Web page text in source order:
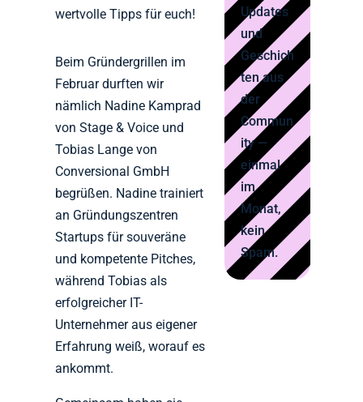
wertvolle Tipps für euch!
Beim Gründergrillen im
Februar durften wir
nämlich Nadine Kamprad
von Stage & Voice und
Tobias Lange von
Conversional GmbH
begrüßen. Nadine trainiert
an Gründungszentren
Startups für souveräne
und kompetente Pitches,
während Tobias als
erfolgreicher IT-
Unternehmer aus eigener
Erfahrung weiß, worauf es
ankommt.
Updates
und
Geschich
ten aus
der
Commun
ity —
einmal
im
Monat,
kein
Spam.